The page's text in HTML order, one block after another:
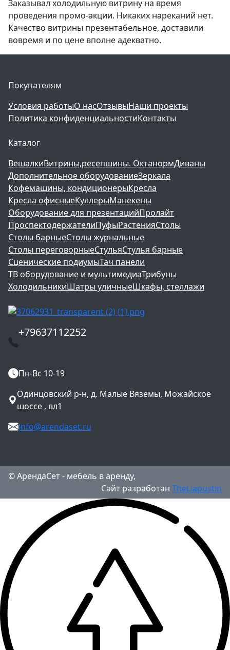
Заказывал холодильную витрину на время
проведения промо-акции. Никаких нареканий нет.
Качество витрины презентабельное, доставили
вовремя и по цене вполне адекватно.
Каталог
ВешалкиВитрины,ресепшины. ОктанормДиваны
Дополнительное оборудованиеЗеркала
Кофемашины, кондиционерыКресла
Кресла офисныеКуллерыМанекены
Оборудование для презентацийПролайт
ПроспектодержателиПуфыРастенияСтолы
Столы барныеСтолы журнальные
Столы переговорныеСтульяСтулья барные
Сценические подиумыТач панели
ТВ оборудование и мультимедиаТрибуны
ХолодильникиШатры уличныеШкафы, стеллажи
Покупателям
Условия работыО насОтзывыНаши проекты
Политика конфиденциальностиКонтакты
+79637112252
Пн-Вс 10-19
Одинцовский р-н, д. Малые Вяземы, Можайское
шоссе , вл1
info@arendaset.ru
© АрендаСет - мебель в аренду,
Сайт разработан TheLiapustin